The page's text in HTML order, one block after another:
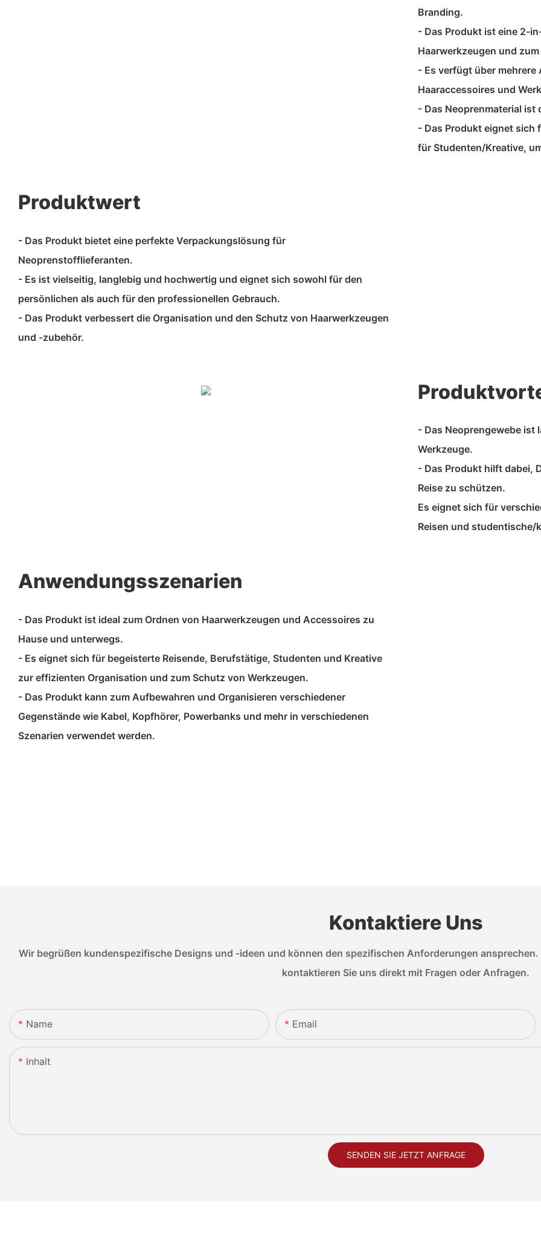
Branding.
- Das Produkt ist eine 2-
Haarwerkzeugen und
- Es verfügt über
Haaraccessoires und
- Das Neoprenmaterial
- Das Produkt eignet sich
für Studenten/Kreative,
Produktwert
- Das Produkt bietet eine perfekte Verpackungslösung für
Neoprenstofflieferanten.
- Es ist vielseitig, langlebig und hochwertig und eignet sich sowohl für den
persönlichen als auch für den professionellen Gebrauch.
- Das Produkt verbessert die Organisation und den Schutz von Haarwerkzeugen
und -zubehör.
- Das Neoprengewebe
Werkzeuge.
- Das Produkt hilft dabei,
Reise zu schützen.
Es eignet sich für
Reisen und
Anwendungsszenarien
- Das Produkt ist ideal zum Ordnen von Haarwerkzeugen und Accessoires zu
Hause und unterwegs.
- Es eignet sich für begeisterte Reisende, Berufstätige, Studenten und Kreative
zur effizienten Organisation und zum Schutz von Werkzeugen.
- Das Produkt kann zum Aufbewahren und Organisieren verschiedener
Gegenstände wie Kabel, Kopfhörer, Powerbanks und mehr in verschiedenen
Szenarien verwendet werden.
Kontaktiere Uns
Wir begrüßen kundenspezifische Designs und -ideen und können den spezifischen Anforderungen
kontaktieren Sie uns direkt mit Fragen oder Anfragen.
Name Email
Inhalt
SENDEN SIE JETZT ANFRAGE